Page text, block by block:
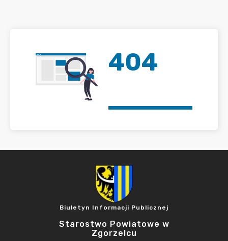
404
Biuletyn Informacji Publicznej
Starostwo Powiatowe w
Zgorzelcu